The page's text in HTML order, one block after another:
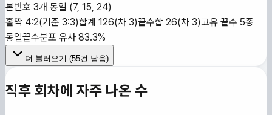
본번호 3개 동일 (7, 15, 24)
홀짝 4:2(기준 3:3)합계 126(차 3)끝수합 26(차 3)고유 끝수 5종
동일끝수분포 유사 83.3%
더 불러오기 (55건 남음)
직후 회차에 자주 나온 수